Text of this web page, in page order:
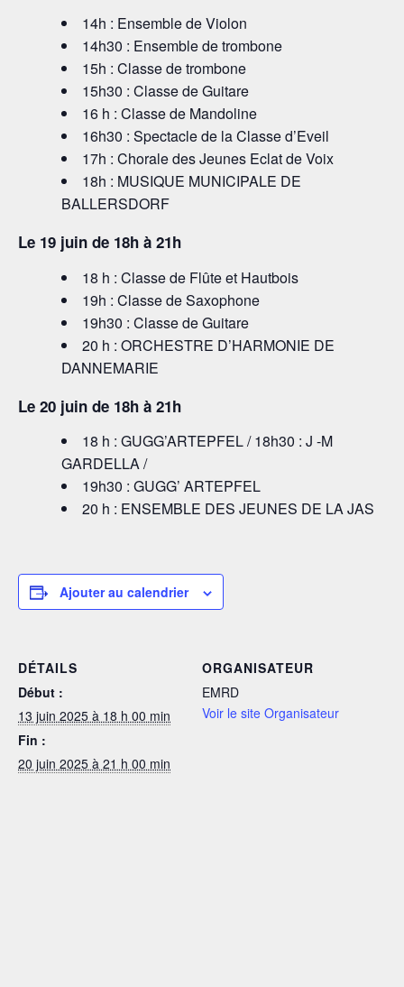
14h : Ensemble de Violon
14h30 : Ensemble de trombone
15h : Classe de trombone
15h30 : Classe de Guitare
16 h : Classe de Mandoline
16h30 : Spectacle de la Classe d’Eveil
17h : Chorale des Jeunes Eclat de Voix
18h : MUSIQUE MUNICIPALE DE
BALLERSDORF
Le 19 juin de 18h à 21h
18 h : Classe de Flûte et Hautbois
19h : Classe de Saxophone
19h30 : Classe de Guitare
20 h : ORCHESTRE D’HARMONIE DE
DANNEMARIE
Le 20 juin de 18h à 21h
18 h : GUGG’ARTEPFEL / 18h30 : J -M
GARDELLA /
19h30 : GUGG’ ARTEPFEL
20 h : ENSEMBLE DES JEUNES DE LA JAS
Ajouter au calendrier
DÉTAILS
Début :
13 juin 2025 à 18 h 00 min
Fin :
20 juin 2025 à 21 h 00 min
ORGANISATEUR
EMRD
Voir le site Organisateur